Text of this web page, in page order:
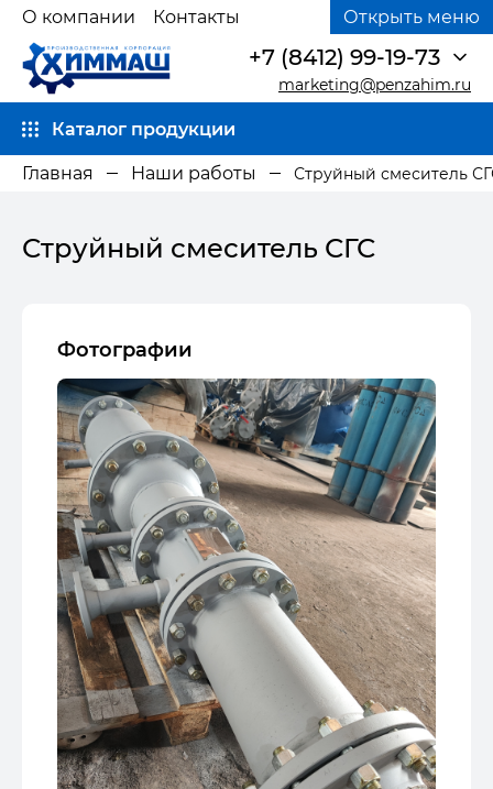
О компании Контакты Открыть меню
Каталог продукции
marketing@penzahim.ru
+7 (8412) 99-19-73
Главная Наши работы Струйный смеситель
Струйный смеситель СГС
Фотографии